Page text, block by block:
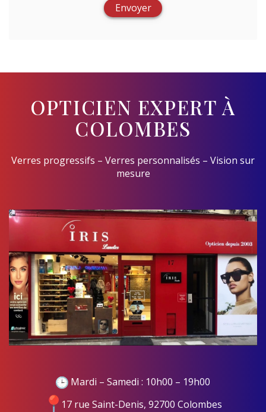
Envoyer
OPTICIEN EXPERT À
COLOMBES
Verres progressifs – Verres personnalisés – Vision sur
mesure
Mardi – Samedi : 10h00 – 19h00
17 rue Saint-Denis, 92700 Colombes